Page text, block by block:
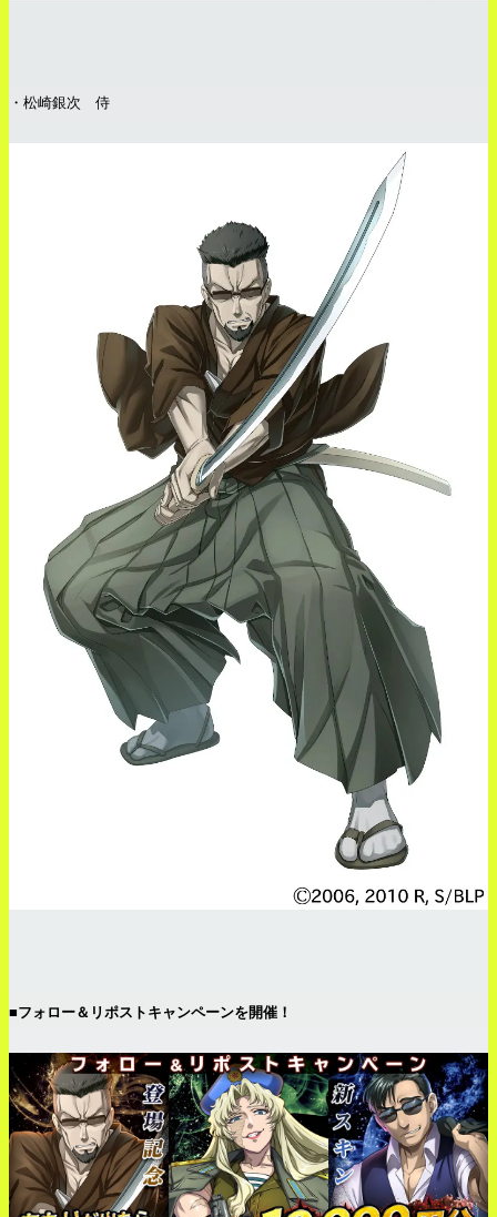
・松崎銀次 侍
■フォロー＆リポストキャンペーンを開催！